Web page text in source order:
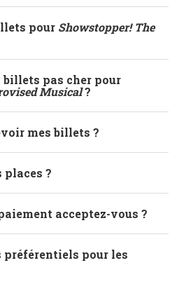
pour Showstopper! The
billets pas cher pour
Musical?
mes billets ?
places ?
acceptez-vous ?
pour les